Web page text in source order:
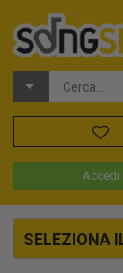
Accedi
SELEZIONA